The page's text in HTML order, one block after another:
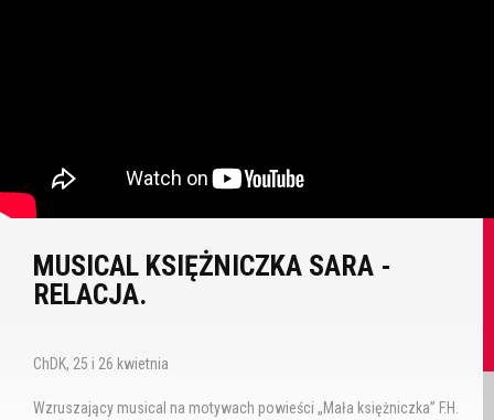
MUSICAL KSIĘŻNICZKA SARA -
RELACJA.
ChDK, 25 i 26 kwietnia
Wzruszający musical na motywach powieści „Mała księżniczka” F.H.